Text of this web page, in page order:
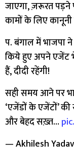
जाएगा, ज़रूरत पड़ने
कामों के लिए
प. बंगाल में भाजपा
किये हुए अपने एजेंट
हैं, दीदी रहेंगी!
सही समय आने पर
‘एजेंडों के एजेंटों’
और बेहद सख़्त…
— Akhilesh